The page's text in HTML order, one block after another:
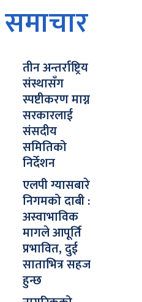
तीन अन्तर्राष्ट्रिय
संस्थासँग
स्पष्टीकरण माग्न
सरकारलाई
संसदीय
समितिको
निर्देशन
एलपी ग्यासबारे
निगमको दाबी :
अस्वाभाविक
मागले आपूर्ति
प्रभावित, दुई
साताभित्र सहज
हुन्छ